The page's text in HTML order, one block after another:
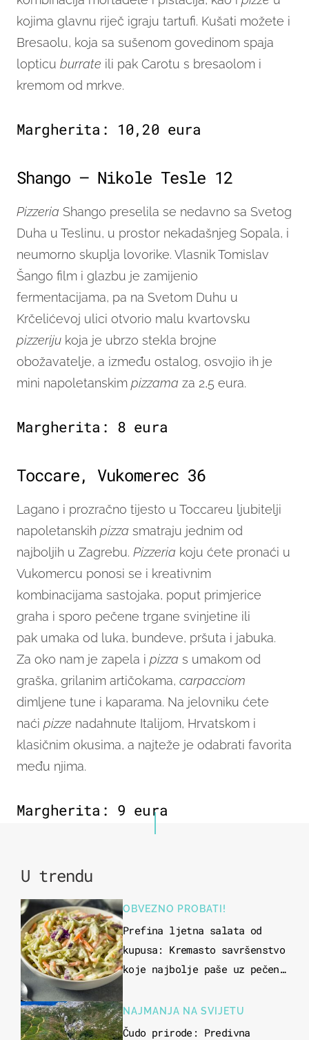
kojima glavnu riječ igraju tartufi. Kušati možete i
Bresaolu, koja sa sušenom govedinom spaja
lopticu burrate ili pak Carotu s bresaolom i
kremom od mrkve.
Margherita: 10,20 eura
Shango – Nikole Tesle 12
Pizzeria Shango preselila se nedavno sa Svetog
Duha u Teslinu, u prostor nekadašnjeg Sopala, i
neumorno skuplja lovorike. Vlasnik Tomislav
Šango film i glazbu je zamijenio
fermentacijama, pa na Svetom Duhu u
Krčelićevoj ulici otvorio malu kvartovsku
pizzeriju koja je ubrzo stekla brojne
obožavatelje, a između ostalog, osvojio ih je
mini napoletanskim pizzama za 2,5 eura.
Margherita: 8 eura
Toccare, Vukomerec 36
Lagano i prozračno tijesto u Toccareu ljubitelji
napoletanskih pizza smatraju jednim od
najboljih u Zagrebu. Pizzeria koju ćete pronaći u
Vukomercu ponosi se i kreativnim
kombinacijama sastojaka, poput primjerice
graha i sporo pečene trgane svinjetine ili
pak umaka od luka, bundeve, pršuta i jabuka.
Za oko nam je zapela i pizza s umakom od
graška, grilanim artičokama, carpacciom
dimljene tune i kaparama. Na jelovniku ćete
naći pizze nadahnute Italijom, Hrvatskom i
klasičnim okusima, a najteže je odabrati favorita
među njima.
Margherita: 9 eura
U trendu
OBVEZNO PROBATI!
Prefina ljetna salata od
kupusa: Kremasto savršenstvo
koje najbolje paše uz pečeno
NAJMANJA NA SVIJETU
Čudo prirode: Predivna